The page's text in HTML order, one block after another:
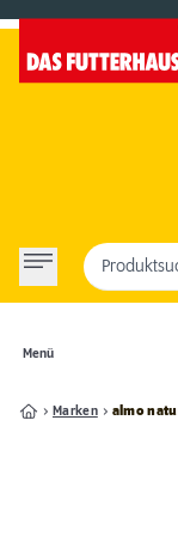
Menü
Marken almo